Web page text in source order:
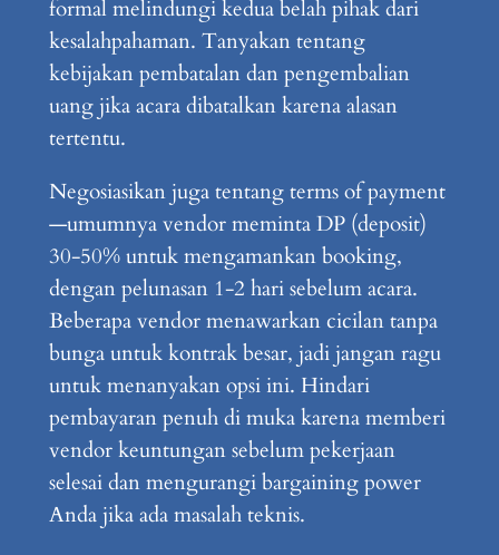
formal melindungi kedua belah pihak dari
kesalahpahaman. Tanyakan tentang
kebijakan pembatalan dan pengembalian
uang jika acara dibatalkan karena alasan
tertentu.
Negosiasikan juga tentang terms of payment
—umumnya vendor meminta DP (deposit)
30-50% untuk mengamankan booking,
dengan pelunasan 1-2 hari sebelum acara.
Beberapa vendor menawarkan cicilan tanpa
bunga untuk kontrak besar, jadi jangan ragu
untuk menanyakan opsi ini. Hindari
pembayaran penuh di muka karena memberi
vendor keuntungan sebelum pekerjaan
selesai dan mengurangi bargaining power
Anda jika ada masalah teknis.